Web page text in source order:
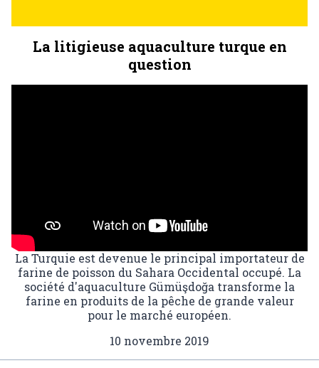
La litigieuse aquaculture turque en
question
La Turquie est devenue le principal importateur de
farine de poisson du Sahara Occidental occupé. La
société d'aquaculture Gümüşdoğa transforme la
farine en produits de la pêche de grande valeur
pour le marché européen.
10 novembre 2019